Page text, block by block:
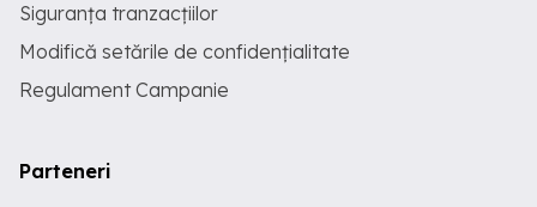
Siguranța tranzacțiilor
Modifică setările de confidențialitate
Regulament Campanie
Parteneri